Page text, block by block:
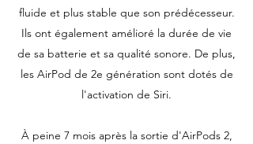
fluide et plus stable que son prédécesseur.
Ils ont également amélioré la durée de vie
de sa batterie et sa qualité sonore. De plus,
les AirPod de 2e génération sont dotés de
l'activation de Siri.
À peine 7 mois après la sortie d'AirPods 2,